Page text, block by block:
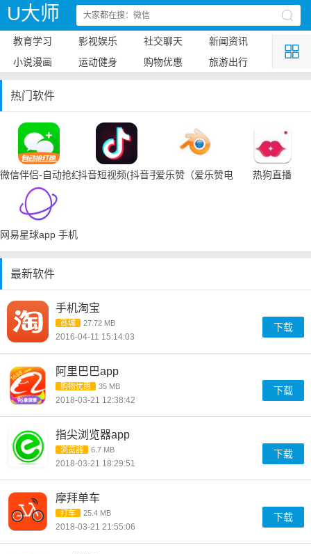
U大师
教育学习 影视娱乐 社交聊天
新闻资讯
小说漫画
运动健身 购物优惠 旅游出行
热门软件
微信伴侣-自动抢红包抖音短视频(抖音手机下载)爱乐赞（爱乐赞电脑手机下载）
热狗直播
网易星球app 手机下载
最新软件
手机淘宝
商城 27.72 MB
2016-04-11 15:14:03
下载
阿里巴巴app
购物优惠 35 MB
2018-03-21 12:38:42
下载
指尖浏览器app
浏览器 6.7 MB
2018-03-21 18:29:51
下载
摩拜单车
打车 25.4 MB
2018-03-21 21:55:06
下载